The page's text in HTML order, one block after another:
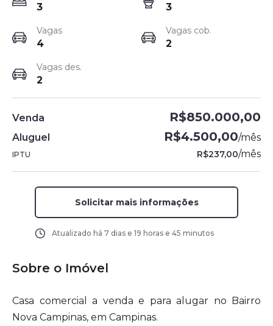
3 3
Vagas
4
Vagas cob.
2
Vagas des.
2
Venda R$850.000,00
Aluguel R$4.500,00/mês
IPTU R$237,00/mês
Solicitar mais informações
Atualizado há 7 dias e 19 horas e 45 minutos
Sobre o Imóvel
Casa comercial a venda e para alugar no Bairro
Nova Campinas, em Campinas.